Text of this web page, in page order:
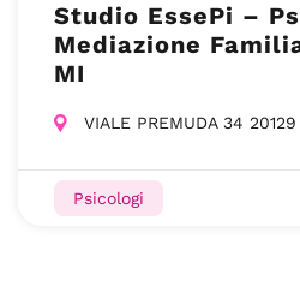
Studio EssePi – Psicoterapia e
Mediazione
MI
VIALE PREMUDA 34
Psicologi